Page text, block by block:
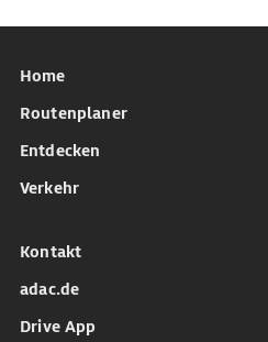
Home
Routenplaner
Entdecken
Verkehr
Kontakt
adac.de
Drive App